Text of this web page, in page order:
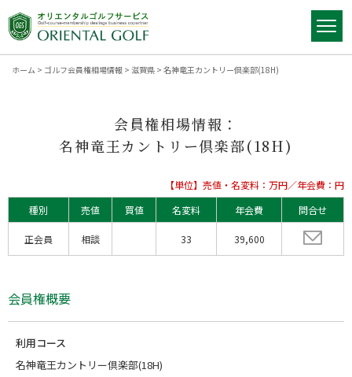
ホーム > ゴルフ会員権相場情報 > 滋賀県 > 名神竜王カントリー倶楽部(18H)
会員権相場情報：
名神竜王カントリー倶楽部(18H)
【単位】売値・名変料：万円／年会費：円
種別
売値 買値 名変料 年会費 問合せ
正会員 相談 33 39,600
会員権概要
利用コース
名神竜王カントリー倶楽部(18H)